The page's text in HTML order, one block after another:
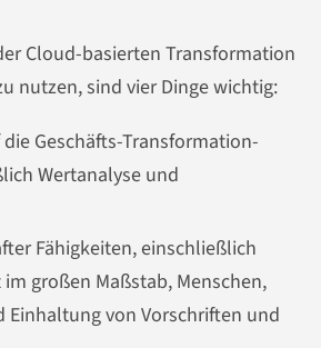
Cloud-basierten Transformation
nutzen, sind vier Dinge wichtig:
Geschäfts-Transformation-
Wertanalyse und
Fähigkeiten, einschließlich
großen Maßstab, Menschen,
Einhaltung von Vorschriften und